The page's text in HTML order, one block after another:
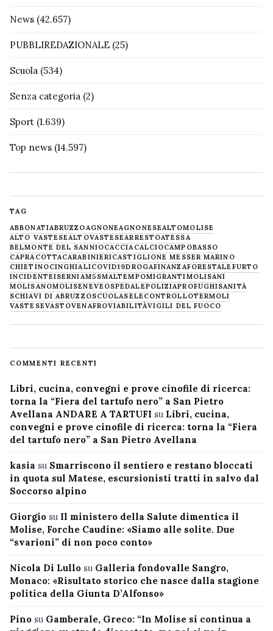
News (42.657)
PUBBLIREDAZIONALE (25)
Scuola (534)
Senza categoria (2)
Sport (1.639)
Top news (14.597)
TAG
ABBONATIABRUZZOAGNONEAGNONESEALTOMOLISE
ALTO VASTESEALTOVASTESEARRESTOATESSA
BELMONTE DEL SANNIOCACCIACALCIOCAMPOBASSO
CAPRACOTTACARABINIERICASTIGLIONE MESSER MARINO
CHIETINOCINGHIALICOVID19DROGAFINANZAFORESTALE FURTO
INCIDENTEISERNIAM5SMALTEMPOMIGRANTIMOLISANI
MOLISANOMOLISENEVE OSPEDALEPOLIZIAPROFUGHISANITÀ
SCHIAVI DI ABRUZZOSCUOLASELECONTROLLOTERMOLI
VASTESEVASTOVENAFROVIABILITÀVIGILI DEL FUOCO
COMMENTI RECENTI
Libri, cucina, convegni e prove cinofile di ricerca:
torna la “Fiera del tartufo nero” a San Pietro
Avellana ANDARE A TARTUFI su Libri, cucina,
convegni e prove cinofile di ricerca: torna la “Fiera
del tartufo nero” a San Pietro Avellana
kasia su Smarriscono il sentiero e restano bloccati
in quota sul Matese, escursionisti tratti in salvo dal
Soccorso alpino
Giorgio su Il ministero della Salute dimentica il
Molise, Forche Caudine: «Siamo alle solite. Due
“svarioni” di non poco conto»
Nicola Di Lullo su Galleria fondovalle Sangro,
Monaco: «Risultato storico che nasce dalla stagione
politica della Giunta D’Alfonso»
Pino su Gamberale, Greco: “In Molise si continua a